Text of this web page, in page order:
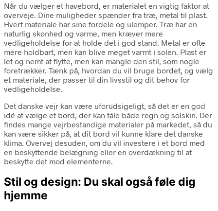
Når du vælger et havebord, er materialet en vigtig faktor at
overveje. Dine muligheder spænder fra træ, metal til plast.
Hvert materiale har sine fordele og ulemper. Træ har en
naturlig skønhed og varme, men kræver mere
vedligeholdelse for at holde det i god stand. Metal er ofte
mere holdbart, men kan blive meget varmt i solen. Plast er
let og nemt at flytte, men kan mangle den stil, som nogle
foretrækker. Tænk på, hvordan du vil bruge bordet, og vælg
et materiale, der passer til din livsstil og dit behov for
vedligeholdelse.
Det danske vejr kan være uforudsigeligt, så det er en god
idé at vælge et bord, der kan tåle både regn og solskin. Der
findes mange vejrbestandige materialer på markedet, så du
kan være sikker på, at dit bord vil kunne klare det danske
klima. Overvej desuden, om du vil investere i et bord med
en beskyttende belægning eller en overdækning til at
beskytte det mod elementerne.
Stil og design: Du skal også føle dig
hjemme